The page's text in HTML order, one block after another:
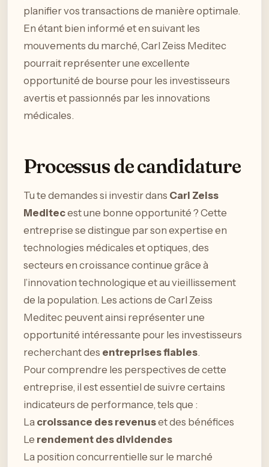
planifier vos transactions de manière optimale.
En étant bien informé et en suivant les
mouvements du marché, Carl Zeiss Meditec
pourrait représenter une excellente
opportunité de bourse pour les investisseurs
avertis et passionnés par les innovations
médicales.
Processus de candidature
Tu te demandes si investir dans Carl Zeiss
Meditecest une bonne opportunité ? Cette
entreprise se distingue par son expertise en
technologies médicales et optiques, des
secteurs en croissance continue grâce à
l’innovation technologique et au vieillissement
de la population. Les actions de Carl Zeiss
Meditec peuvent ainsi représenter une
opportunité intéressante pour les investisseurs
recherchant des entreprises fiables.
Pour comprendre les perspectives de cette
entreprise, il est essentiel de suivre certains
indicateurs de performance, tels que :
La croissance des revenuset des bénéfices
Le rendement des dividendes
La position concurrentielle sur le marché